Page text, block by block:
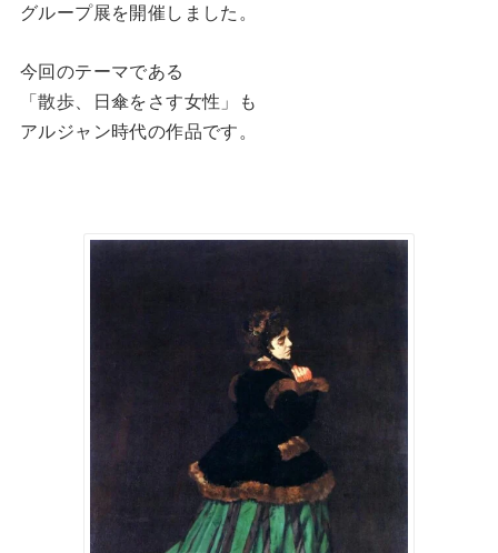
グループ展を開催しました。
今回のテーマである
「散歩、日傘をさす女性」も
アルジャン時代の作品です。